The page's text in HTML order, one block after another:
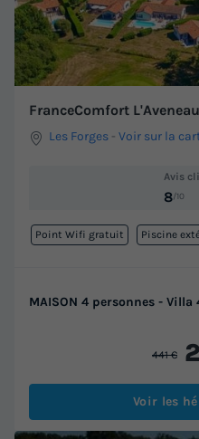
FranceComfort
Les Forges -Voir sur la
Avis
8/10
Point Wifi gratuit Piscine
MAISON 4 personnes - Villa
441 €
Voir les